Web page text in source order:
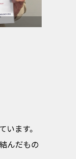
ます。
んだもの